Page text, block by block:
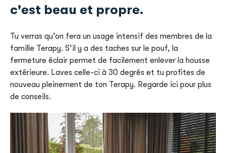
c'est beau et propre.
Tu verras qu’on fera un usage intensif des membres de la
famille Terapy. S’il y a des taches sur le pouf, la
fermeture éclair permet de facilement enlever la housse
extérieure. Laves celle-ci à 30 degrés et tu profites de
nouveau pleinement de ton Terapy. Regarde ici pour plus
de conseils.